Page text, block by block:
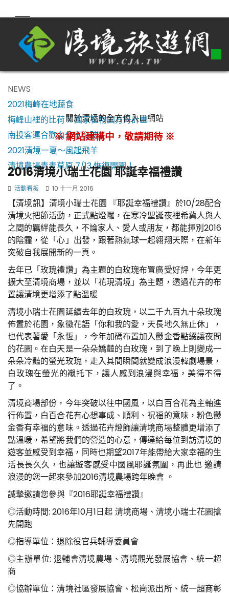
NEWS
2021梅峰在地蔬食
梅峰山裡的比荷 X 國家植物園方舟計畫
南投客運合歡山公車復駛了！
2021清境一夏～風起飛羊
清境農場青青草原 7/13 恢復開園！
關於清境的全方位入口網站
※ 網站建構中，敬請期待 ※
2016清境小瑞士花園 耶誕幸福禮讚
活動看板 10 十一月 2016
【清境訊】清境小瑞士花園 『耶誕幸福禮讚』於10/28配合
清境火把節活動，正式點燈囉，在寒冷聖誕夜裡希冀人與人
之間的羈絆能長久，不論家人、愛人或朋友，都能揮別2016
的陰霾，從「心」出發，跟著熱氣球一起翱翔天際，在新年
突破自我展開新的一頁。
去年已「玫瑰禮讚」為主題的白玫瑰布置廣受好評，今年更
擴大至清境商場，並以「花現清境」為主題，透過花卉的布
置讓清境更增添了點溫暖
清境小瑞士花園延續去年的白玫瑰，以二千九百九十朵玫瑰
佈置於花園，象徵花語「你和我的愛，天長地久無止休」，
也代表著愛「永恆」，今年加碼布置加入鬱金香點綴讓夜間
的花園。在白天是一朵朵嬌豔的白玫瑰，到了晚上則變成一
朵朵冷豔的螢光玫瑰，走入其間瞬間就變成浪漫韓劇場景，
白玫瑰在螢光的襯托下，讓人感到浪漫與幸福，美得不得
了。
清境商場部份，今年突破以往中國風，以白百合花為主軸進
行佈置，白百合花有心想事成、順利、祝福的意味，粉色鬱
金香有幸福的意味。透過花卉燈飾讓清境商場整體更增添了
點溫暖，希望將我們的營造的心意，傳達給每位到訪清境的
遊客並感受到幸福，同時也期望2017年能帶給大家幸福的生
活長長久久，也讓遊客感受中國風耶誕氛圍，再此也 邀請
浪漫的您一起來參加2016清境農場跨年晚會 。
誠摯邀請您參與『2016耶誕幸福禮讚』
◎活動時間: 2016年10月1日起 清境商場、清境小瑞士花園搶
先開跑
◎指導單位：退除役官兵輔導委員會
◎主辦單位: 退輔會清境農場、清境觀光發展協會、統一超
商
◎協辦單位：清境社區發展協會、松崗派出所、統一超商彰